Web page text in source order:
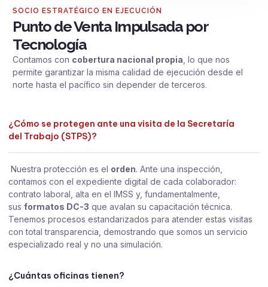
SOCIO ESTRATÉGICO EN EJECUCIÓN
Punto de Venta Impulsada por
Tecnología
Contamos con cobertura nacional propia , lo que nos
permite garantizar la misma calidad de ejecución desde el
norte hasta el pacífico sin depender de terceros.
¿Cómo se protegen ante una visita de la Secretaría
del Trabajo (STPS)?
Nuestra protección es el orden. Ante una inspección,
contamos con el expediente digital de cada colaborador:
contrato laboral, alta en el IMSS y, fundamentalmente,
sus formatos DC-3 que avalan su capacitación técnica.
Tenemos procesos estandarizados para atender estas visitas
con total transparencia, demostrando que somos un servicio
especializado real y no una simulación.
¿Cuántas oficinas tienen?